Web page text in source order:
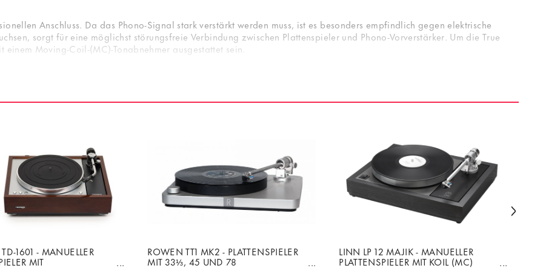
Anschluss. Da das Phono-Signal stark verstärkt werden muss, ist es besonders empfindlich gegen elektrische
sorgt für eine möglichst störungsfreie Verbindung zwischen Plattenspieler und Phono-Vorverstärker. Um die True
Moving-Coil-(MC)-Tonabnehmer ausgestattet sein.
1601 - MANUELLER
MIT
ROWEN TT1 MK2 - PLATTENSPIELER
MIT 33⅓, 45 UND 78
LINN LP 12 MAJIK - MANUELLER
PLATTENSPIELER MIT KOIL (MC)